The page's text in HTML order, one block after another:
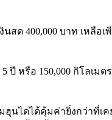
งินสด 400,000 บาท เ
รือ 150,000 กิโลเม
มฮุนไดได้คุ้มค่ายิ่งกว่